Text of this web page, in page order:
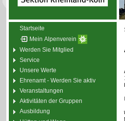
Startseite
Mein Alpenverein
Werden Sie Mitglied
Service
Unsere Werte
Ehrenamt - Werden Sie aktiv
Veranstaltungen
Aktivitäten der Gruppen
Ausbildung